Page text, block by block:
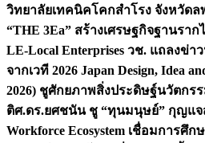
วิทยาลัยเทคนิคโคกสำโรง จังหวัดล
“THE 3Ea” สร้างเศรษฐกิจฐานรา
LE-Local Enterprises วช. แถลงข่า
จากเวที 2026 Japan Design, Idea
2026) ชูศักยภาพสิ่งประดิษฐ์นวัตกร
ติศ.ดร.ยศชนัน ชู “ทุนมนุษย์” กุญแจ
Workforce Ecosystem เชื่อมการศึ